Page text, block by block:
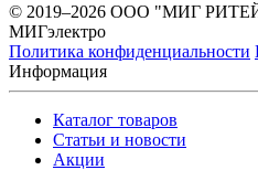
© 2019–2026 ООО "МИГ
МИГэлектро
Политика конфиденциальности
Информация
Каталог товаров
Статьи и новости
Акции